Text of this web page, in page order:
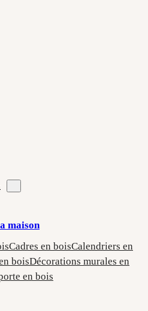
maison
Cadres en boisCalendriers en
boisDécorations murales en
en bois